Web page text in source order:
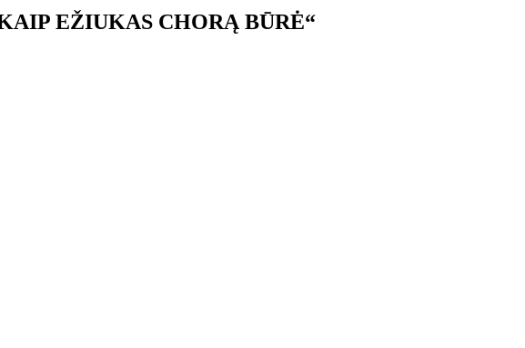
EŽIUKAS CHORĄ BŪRĖ“